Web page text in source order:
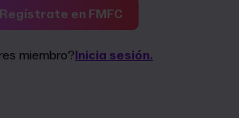
Regístrate en FMFC
miembro?Inicia sesión.